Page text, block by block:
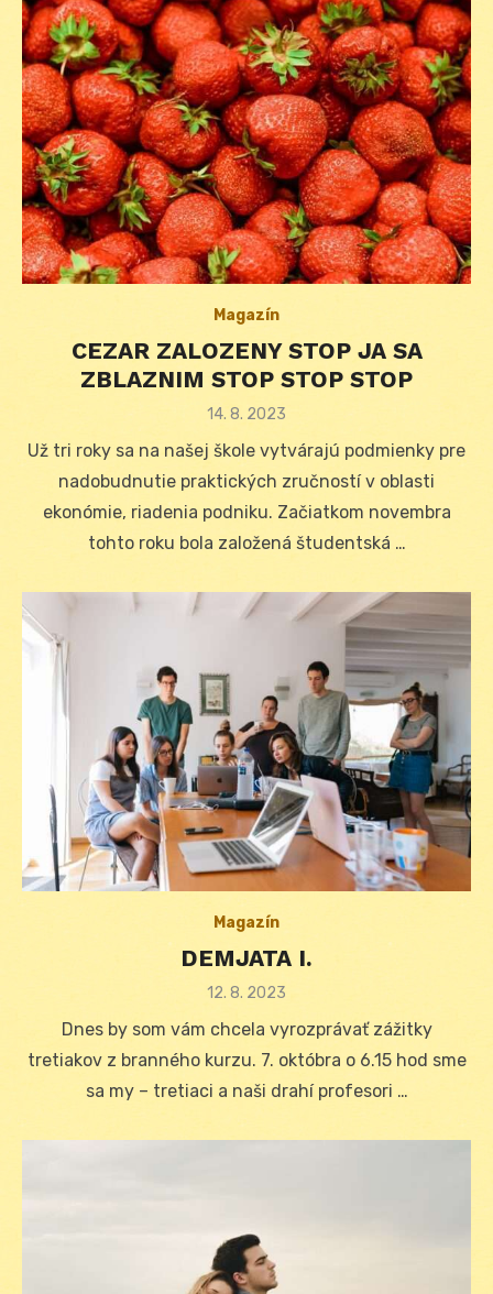
Magazín
CEZAR ZALOZENY STOP JA SA
ZBLAZNIM STOP STOP STOP
Posted
14. 8. 2023
Už tri roky sa na našej škole vytvárajú podmienky pre
nadobudnutie praktických zručností v oblasti
ekonómie, riadenia podniku. Začiatkom novembra
tohto roku bola založená študentská …
Magazín
DEMJATA I.
Posted
12. 8. 2023
Dnes by som vám chcela vyrozprávať zážitky
tretiakov z branného kurzu. 7. októbra o 6.15 hod sme
sa my – tretiaci a naši drahí profesori …